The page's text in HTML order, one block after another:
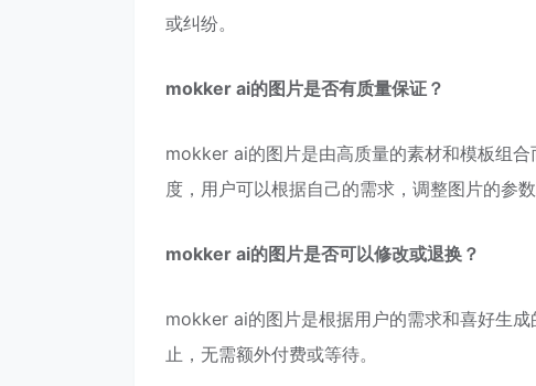
或纠纷。
mokker ai的图片是否有质量保证？
mokker ai的图片是由高质量的素材和模板组
度，用户可以根据自己的需求，调整图片的参
mokker ai的图片是否可以修改或退换？
mokker ai的图片是根据用户的需求和喜好生
止，无需额外付费或等待。